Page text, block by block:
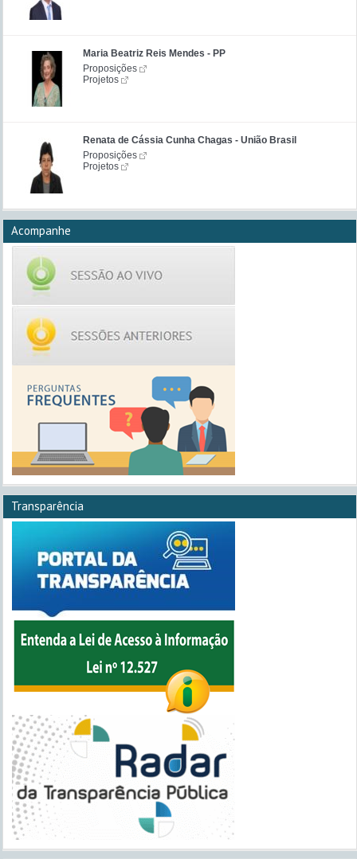
Maria Beatriz Reis Mendes - PP
Proposições
Projetos
Renata de Cássia Cunha Chagas - União Brasil
Proposições
Projetos
Acompanhe
Transparência